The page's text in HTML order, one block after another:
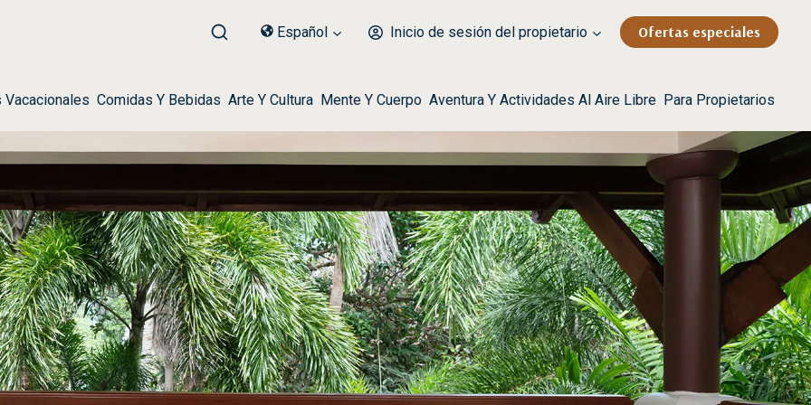
Español Inicio de sesión del propietario Ofertas especiales
Vacacionales Comidas Y Bebidas Arte Y Cultura Mente Y Cuerpo Aventura Y Actividades Al Aire Libre Para Propietarios